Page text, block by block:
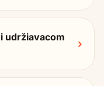
udržiavacom
›